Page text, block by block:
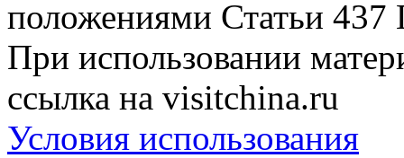
положениями Статьи 437
При использовании
ссылка на visitchina.ru
Условия использования